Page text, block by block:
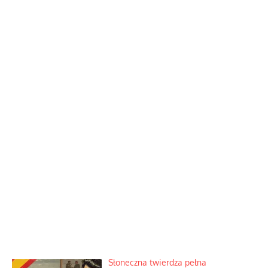
Słoneczna twierdza pełna